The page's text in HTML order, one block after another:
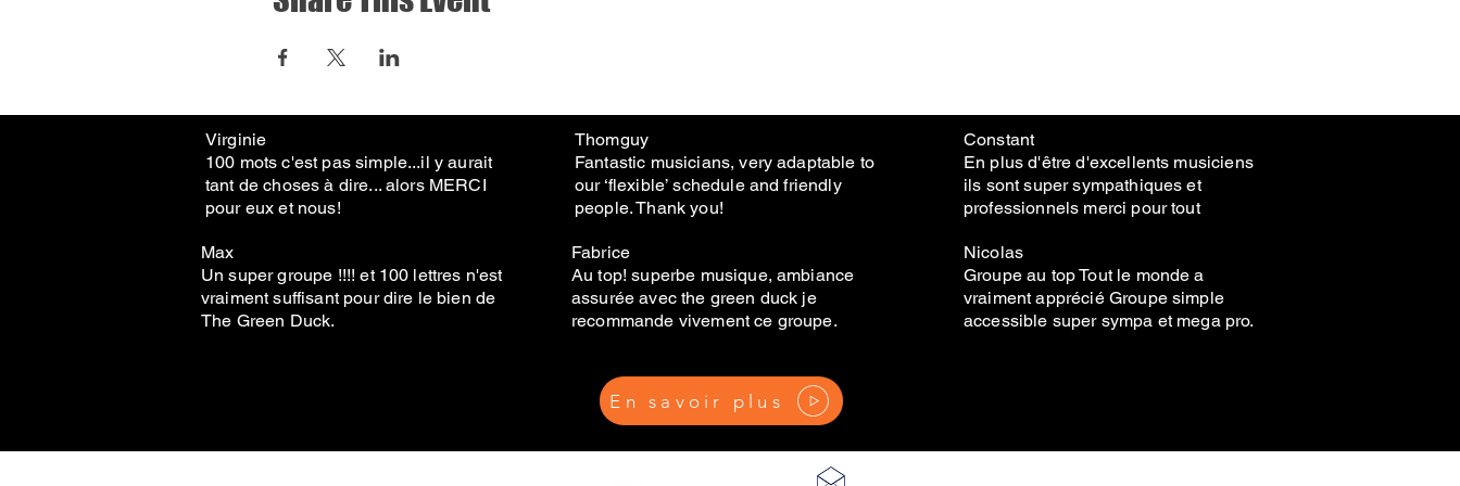
Virginie
100 mots c'est pas simple...il y aurait
tant de choses à dire... alors MERCI
pour eux et nous!
Max
Un super groupe !!!! et 100 lettres n'est
vraiment suffisant pour dire le bien de
The Green Duck.
Thomguy
Fantastic musicians, very adaptable to
our ‘flexible’ schedule and friendly
people. Thank you!
Fabrice
Au top! superbe musique, ambiance
assurée avec the green duck je
recommande vivement ce groupe.
Constant
En plus d'être d'excellents musiciens
ils sont super sympathiques et
professionnels merci pour tout
Nicolas
Groupe au top Tout le monde a
vraiment apprécié Groupe simple
accessible super sympa et mega pro.
En savoir plus